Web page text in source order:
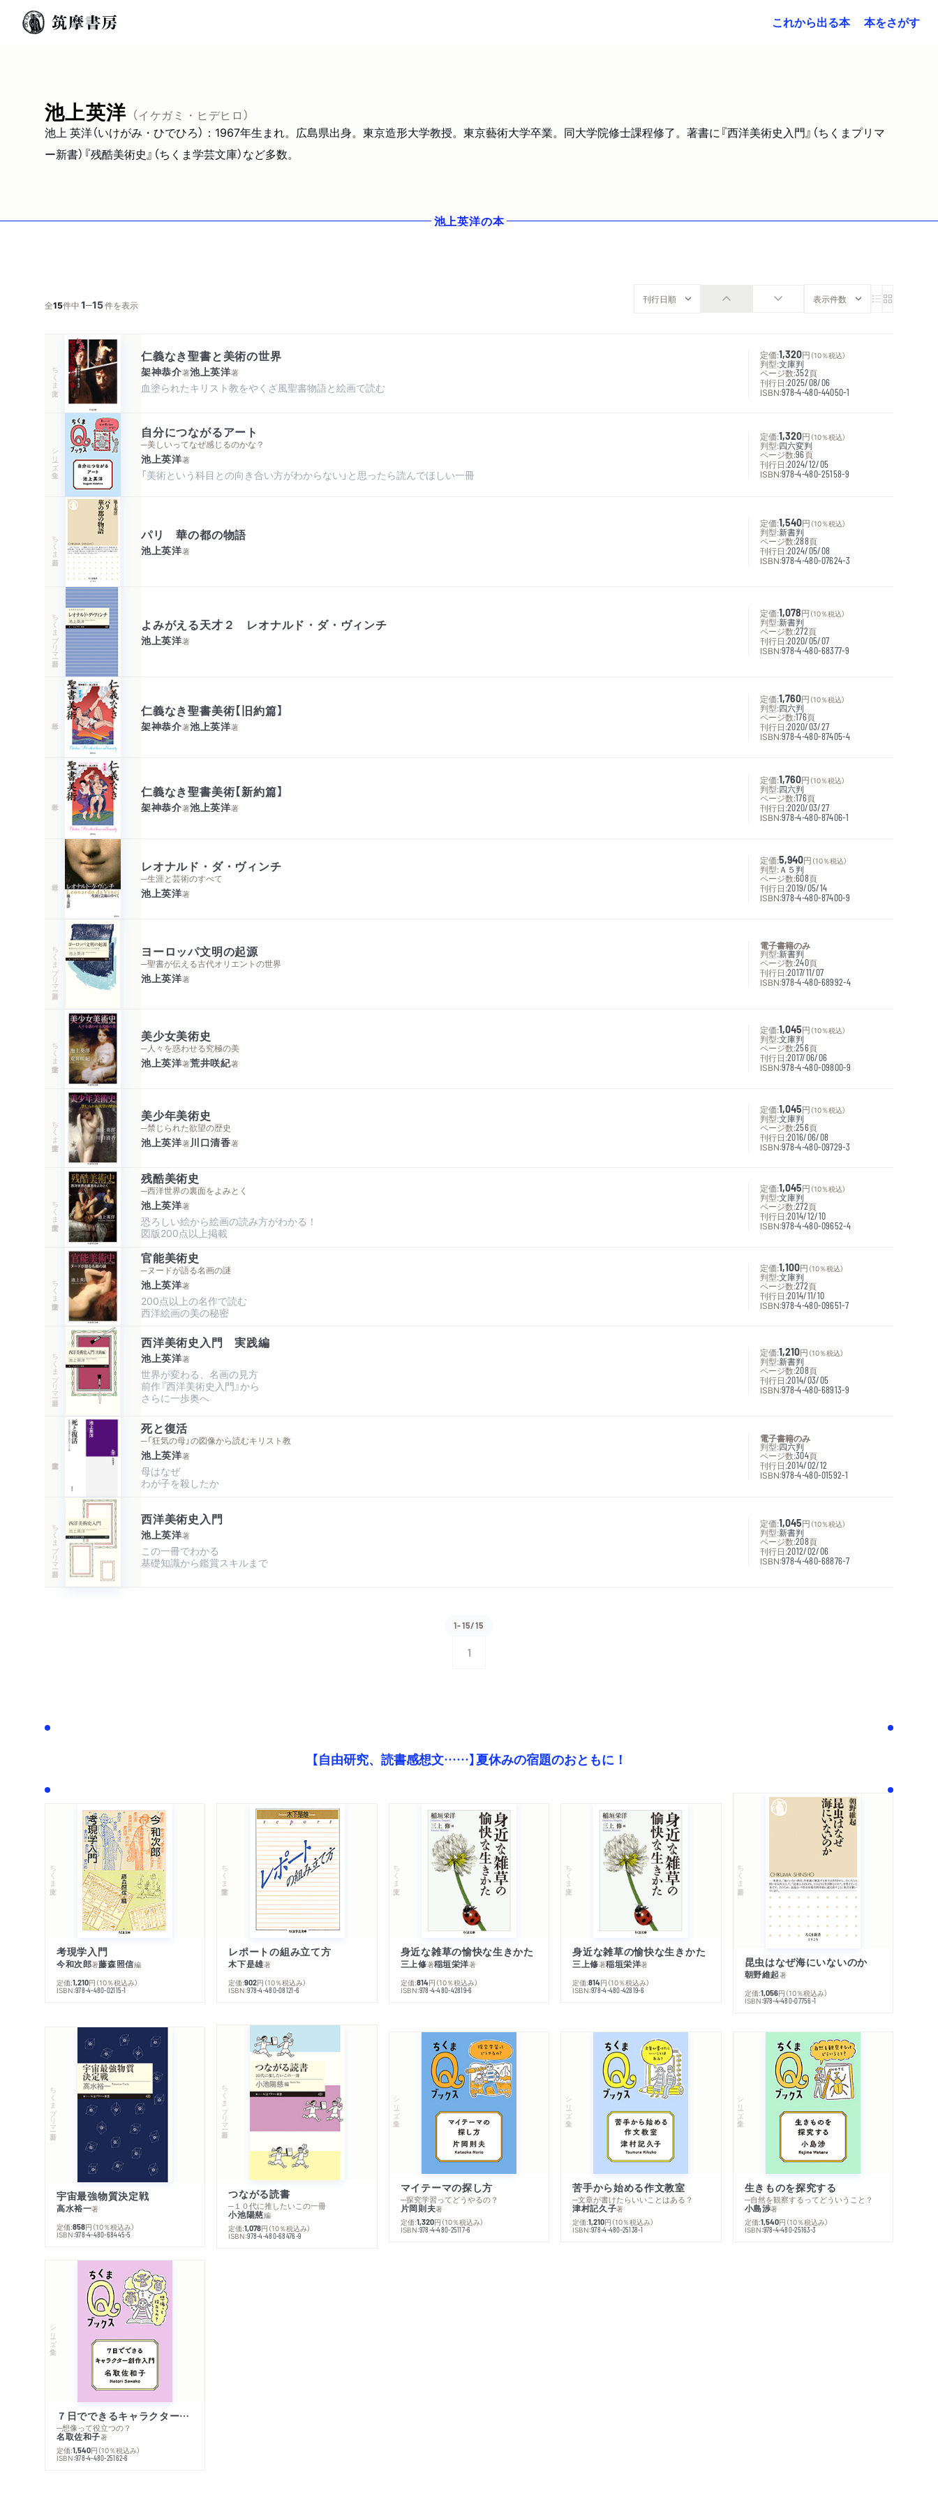
これから出る本 本をさがす
池上英洋 （イケガミ・ヒデヒロ）
池上 英洋（いけがみ・ひでひろ）：1967年生まれ。広島県出身。東京造形大学教授。東京藝術大学卒業。同大学院修士課程修了。著書に『西洋美術史入門』（ちくまプリマ
ー新書）『残酷美術史』（ちくま学芸文庫）など多数。
池上英洋の本
全15件中1─15件を表示
ちくま文庫
仁義なき聖書と美術の世界
架神恭介著池上英洋著
血塗られたキリスト教をやくざ風聖書物語と絵画で読む
定価:1,320円 （10％税込）
判型:文庫判
ページ数:352頁
刊行日:2025/08/06
ISBN:978-4-480-44050-1
シリーズ・全集
自分につながるアート
─美しいってなぜ感じるのかな？
池上英洋著
「美術という科目との向き合い方がわからない」と思ったら読んでほしい一冊
定価:1,320円 （10％税込）
判型:四六変判
ページ数:96頁
刊行日:2024/12/05
ISBN:978-4-480-25158-9
ちくま新書 パリ 華の都の物語
池上英洋著
定価:1,540円 （10％税込）
判型:新書判
ページ数:288頁
刊行日:2024/05/08
ISBN:978-4-480-07624-3
ちくまプリマー新書 よみがえる天才２ レオナルド・ダ・ヴィンチ
池上英洋著
定価:1,078円 （10％税込）
判型:新書判
ページ数:272頁
刊行日:2020/05/07
ISBN:978-4-480-68377-9
仁義なき聖書美術【旧約篇】
架神恭介著池上英洋著
定価:1,760円 （10％税込）
判型:四六判
ページ数:176頁
刊行日:2020/03/27
ISBN:978-4-480-87405-4
仁義なき聖書美術【新約篇】
架神恭介著池上英洋著
定価:1,760円 （10％税込）
判型:四六判
ページ数:176頁
刊行日:2020/03/27
ISBN:978-4-480-87406-1
レオナルド・ダ・ヴィンチ
─生涯と芸術のすべて
池上英洋著
定価:5,940円 （10％税込）
判型: Ａ５判
ページ数:608頁
刊行日:2019/05/14
ISBN:978-4-480-87400-9
ちくまプリマー新書 ヨーロッパ文明の起源
─聖書が伝える古代オリエントの世界
池上英洋著
電子書籍のみ
判型:新書判
ページ数:240頁
刊行日:2017/11/07
ISBN:978-4-480-68992-4
ちくま学芸文庫
美少女美術史
─人々を惑わせる究極の美
池上英洋著荒井咲紀著
定価:1,045円 （10％税込）
判型:文庫判
ページ数:256頁
刊行日:2017/06/06
ISBN:978-4-480-09800-9
ちくま学芸文庫
美少年美術史
─禁じられた欲望の歴史
池上英洋著川口清香著
定価:1,045円 （10％税込）
判型:文庫判
ページ数:256頁
刊行日:2016/06/08
ISBN:978-4-480-09729-3
ちくま学芸文庫
残酷美術史
─西洋世界の裏面をよみとく
池上英洋著
恐ろしい絵から絵画の読み方がわかる！
図版200点以上掲載
定価:1,045円 （10％税込）
判型:文庫判
ページ数:272頁
刊行日:2014/12/10
ISBN:978-4-480-09652-4
ちくま学芸文庫
官能美術史
─ヌードが語る名画の謎
池上英洋著
200点以上の名作で読む
西洋絵画の美の秘密
定価:1,100円 （10％税込）
判型:文庫判
ページ数:272頁
刊行日:2014/11/10
ISBN:978-4-480-09651-7
ちくまプリマー新書
西洋美術史入門 実践編
池上英洋著
世界が変わる、名画の見方
前作『西洋美術史入門』から
さらに一歩奥へ
定価:1,210円 （10％税込）
判型:新書判
ページ数:208頁
刊行日:2014/03/05
ISBN:978-4-480-68913-9
死と復活
─「狂気の母」の図像から読むキリスト教
池上英洋著
母はなぜ
わが子を殺したか
電子書籍のみ
判型:四六判
ページ数:304頁
刊行日:2014/02/12
ISBN:978-4-480-01592-1
ちくまプリマー新書
西洋美術史入門
池上英洋著
この一冊でわかる
基礎知識から鑑賞スキルまで
定価:1,045円 （10％税込）
判型:新書判
ページ数:208頁
刊行日:2012/02/06
ISBN:978-4-480-68876-7
1-15/15
1
【自由研究、読書感想文……】夏休みの宿題のおともに！
ちくま文庫
考現学入門
今和次郎著藤森照信編
定価:1,210円 （10％税込み）
ISBN:978-4-480-02115-1
ちくま学芸文庫
レポートの組み立て方
木下是雄著
定価:902円 （10％税込み）
ISBN:978-4-480-08121-6
ちくま文庫
身近な雑草の愉快な生きかた
三上修著稲垣栄洋著
定価:814円 （10％税込み）
ISBN:978-4-480-42819-6
ちくま文庫
身近な雑草の愉快な生きかた
三上修著稲垣栄洋著
定価:814円 （10％税込み）
ISBN:978-4-480-42819-6
ちくま新書
昆虫はなぜ海にいないのか
朝野維起著
定価:1,056円 （10％税込み）
ISBN:978-4-480-07756-1
ちくまプリマー新書
宇宙最強物質決定戦
高水裕一著
定価:858円 （10％税込み）
ISBN:978-4-480-68445-5
ちくまプリマー新書
つながる読書
─１０代に推したいこの一冊
小池陽慈編
定価:1,078円 （10％税込み）
ISBN:978-4-480-68476-9
シリーズ・全集
マイテーマの探し方
─探究学習ってどうやるの？
片岡則夫著
定価:1,320円 （10％税込み）
ISBN:978-4-480-25117-6
シリーズ・全集
苦手から始める作文教室
─文章が書けたらいいことはある？
津村記久子著
定価:1,210円 （10％税込み）
ISBN:978-4-480-25138-1
シリーズ・全集
生きものを探究する
─自然を観察するってどういうこと？
小島渉著
定価:1,540円 （10％税込み）
ISBN:978-4-480-25163-3
シリーズ・全集
７日でできるキャラクター創作入門
─想像って役立つの？
名取佐和子著
定価:1,540円 （10％税込み）
ISBN:978-4-480-25162-6